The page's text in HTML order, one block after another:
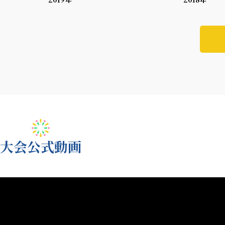
大会公式動画